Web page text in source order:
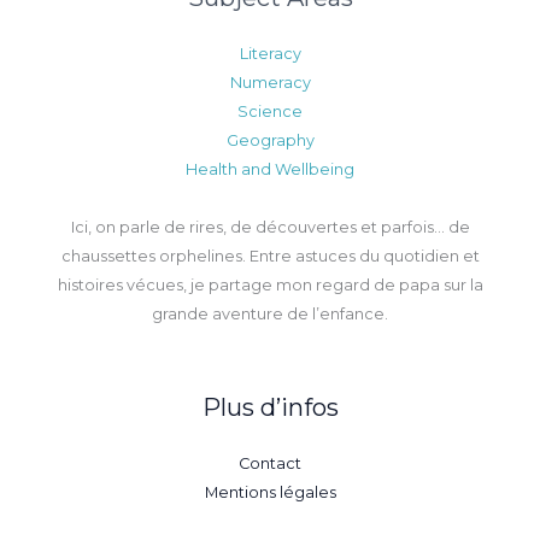
Literacy
Numeracy
Science
Geography
Health and Wellbeing
Ici, on parle de rires, de découvertes et parfois… de
chaussettes orphelines. Entre astuces du quotidien et
histoires vécues, je partage mon regard de papa sur la
grande aventure de l’enfance.
Plus d’infos
Contact
Mentions légales